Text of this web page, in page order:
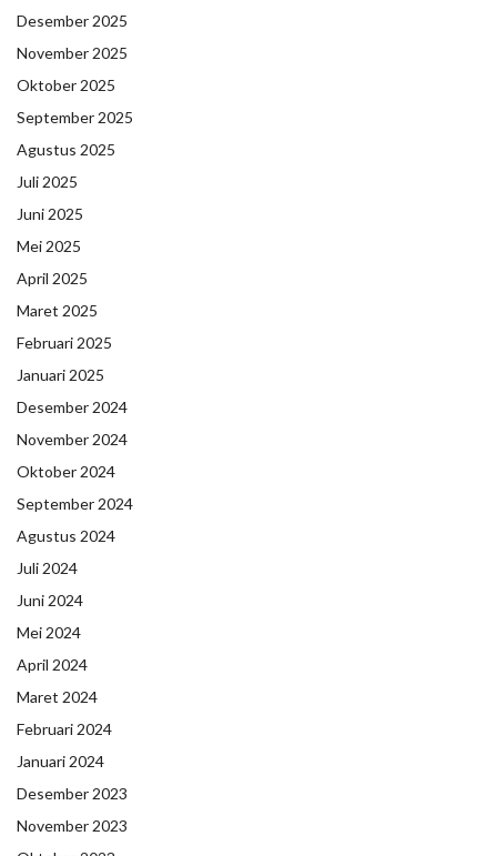
Desember 2025
November 2025
Oktober 2025
September 2025
Agustus 2025
Juli 2025
Juni 2025
Mei 2025
April 2025
Maret 2025
Februari 2025
Januari 2025
Desember 2024
November 2024
Oktober 2024
September 2024
Agustus 2024
Juli 2024
Juni 2024
Mei 2024
April 2024
Maret 2024
Februari 2024
Januari 2024
Desember 2023
November 2023